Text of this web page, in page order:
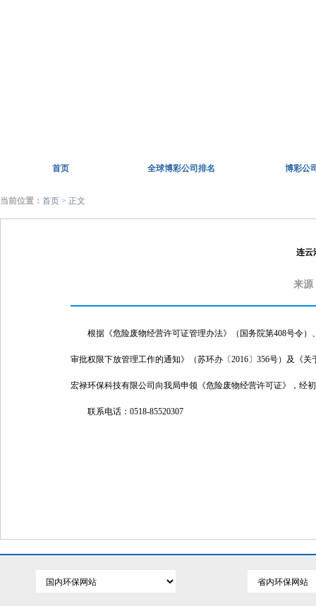
首页 全球博彩公司排名 博彩公
当前位置： 首页 > 正文
连云
来源
根据《危险废物经营许可证管理办法》（国务院第408号令
审批权限下放管理工作的通知》（苏环办〔2016〕356号）及《
宏禄环保科技有限公司向我局申领《危险废物经营许可证》，经
联系电话：0518-85520307